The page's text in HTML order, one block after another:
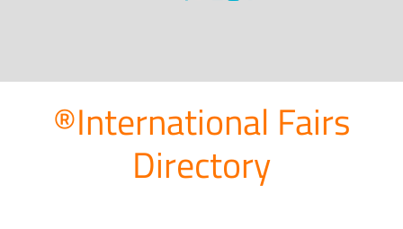
®International Fairs
Directory